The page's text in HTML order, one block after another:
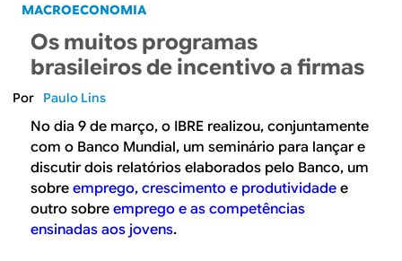
g
o
B
R
á
i
o
d
e
MACROECONOMIA
Os muitos programas
brasileiros de incentivo a firmas
Paulo Lins
No dia 9 de março, o IBRE realizou, conjuntamente
com o Banco Mundial, um seminário para lançar e
discutir dois relatórios elaborados pelo Banco, um
sobre emprego, crescimento e produtividade e
outro sobre emprego e as competências
ensinadas aos jovens.